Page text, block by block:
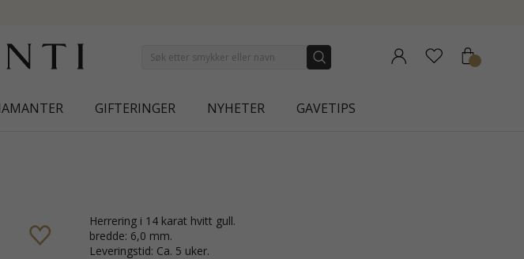
GIFTERINGER NYHETER GAVETIPS
Herrering i 14 karat hvitt gull.
bredde: 6,0 mm.
Leveringstid: Ca. 5 uker.